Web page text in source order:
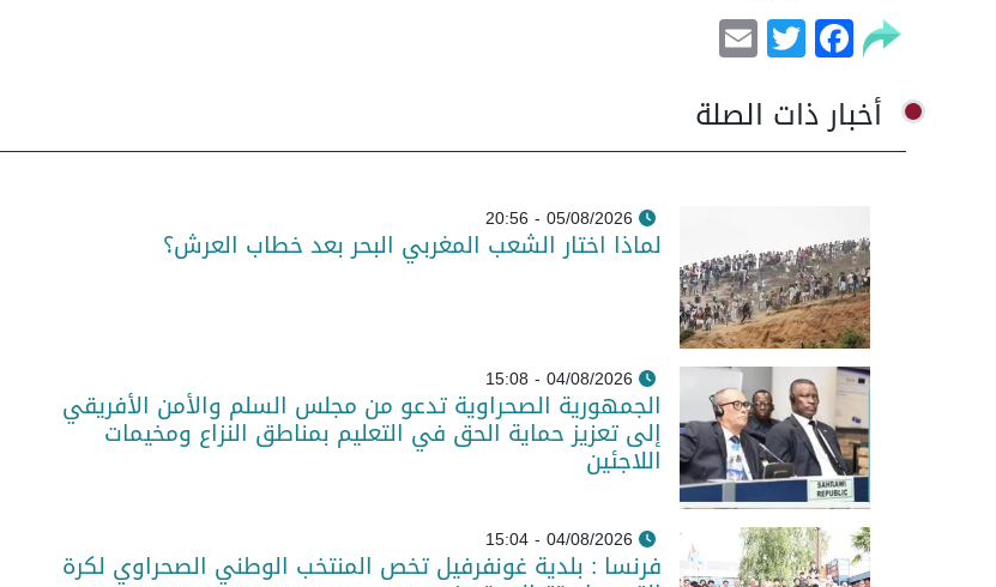
Facebook
Twitter
أخبار ذات الصلة
05/08/2026 - 20:56
لماذا اختار الشعب المغربي البحر بعد خطاب العرش؟
04/08/2026 - 15:08
الجمهورية الصحراوية تدعو من مجلس السلم والأمن الأفريقي
إلى تعزيز حماية الحق في التعليم بمناطق النزاع ومخيمات
اللاجئين
04/08/2026 - 15:04
فرنسا : بلدية غونفرفيل تخص المنتخب الوطني الصحراوي لكرة